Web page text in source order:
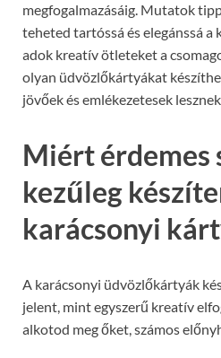
megfogalmazásáig. Mutatok
teheted tartóssá és elegánssá a
adok kreatív ötleteket a
olyan üdvözlőkártyákat
jövőek és emlékezetesek
Miért érdemes
kezűleg
karácsonyi
A karácsonyi üdvözlőkártyák
jelent, mint egyszerű kreatív
alkotod meg őket, számos